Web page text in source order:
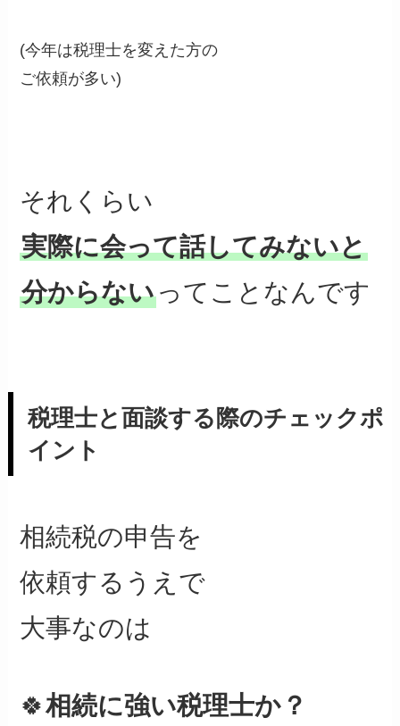
(今年は税理士を変えた方の
ご依頼が多い)
それくらい
実際に会って話してみないと
分からないってことなんです
税理士と面談する際のチェックポ
イント
相続税の申告を
依頼するうえで
大事なのは
🍀相続に強い税理士か？